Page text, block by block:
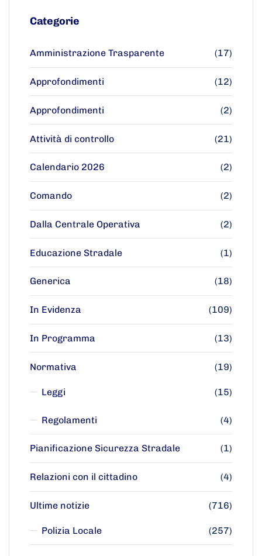
Categorie
Amministrazione Trasparente (17)
Approfondimenti (12)
Approfondimenti (2)
Attività di controllo (21)
Calendario 2026 (2)
Comando (2)
Dalla Centrale Operativa (2)
Educazione Stradale (1)
Generica (18)
In Evidenza (109)
In Programma (13)
Normativa (19)
Leggi (15)
Regolamenti (4)
Pianificazione Sicurezza Stradale (1)
Relazioni con il cittadino (4)
Ultime notizie (716)
Polizia Locale (257)